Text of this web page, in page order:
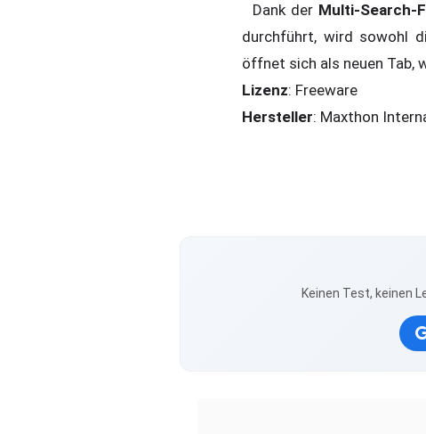
Dank der Multi-Search-
durchführt, wird sowohl
öffnet sich als neuen Tab,
Lizenz: Freeware
Hersteller: Maxthon
Keinen Test, keinen